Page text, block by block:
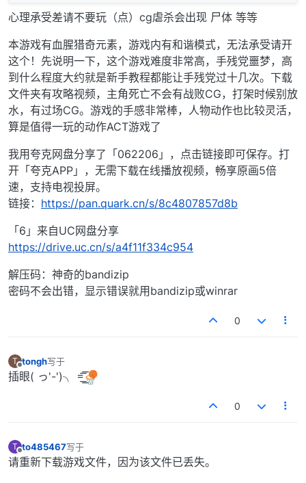
心理承受差请不要玩（点）cg虐杀会出现 尸体 等等
本游戏有血腥猎奇元素，游戏内有和谐模式，无法承受请开
这个！先说明一下，这个游戏难度非常高，手残党噩梦，高
到什么程度大约就是新手教程都能让手残党过十几次。下载
文件夹有攻略视频，主角死亡不会有战败CG，打架时候别放
水，有过场CG。游戏的手感非常棒，人物动作也比较灵活，
算是值得一玩的动作ACT游戏了
我用夸克网盘分享了「062206」，点击链接即可保存。打
开「夸克APP」，无需下载在线播放视频，畅享原画5倍
速，支持电视投屏。
链接： https://pan.quark.cn/s/8c4807857d8b
「6」来自UC网盘分享
https://drive.uc.cn/s/a4f11f334c954
解压码：神奇的bandizip
密码不会出错，显示错误就用bandizip或winrar
0
T
离线
tongh写于
最后由 编辑
插眼( っ'-')╮ =͟͟͞͞
0
T
离线
to485467写于
最后由 编辑
请重新下载游戏文件，因为该文件已丢失。